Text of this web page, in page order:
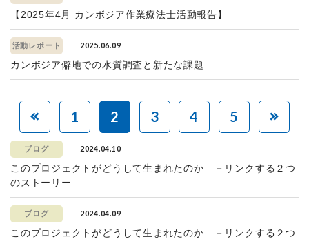
【2025年4月 カンボジア作業療法士活動報告】
活動レポート 2025.06.09
カンボジア僻地での水質調査と新たな課題
1 2 3 4 5
ブログ 2024.04.10
このプロジェクトがどうして生まれたのか －リンクする２つ
のストーリー
ブログ 2024.04.09
このプロジェクトがどうして生まれたのか －リンクする２つ